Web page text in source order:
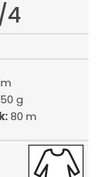
4
50 g
80 m